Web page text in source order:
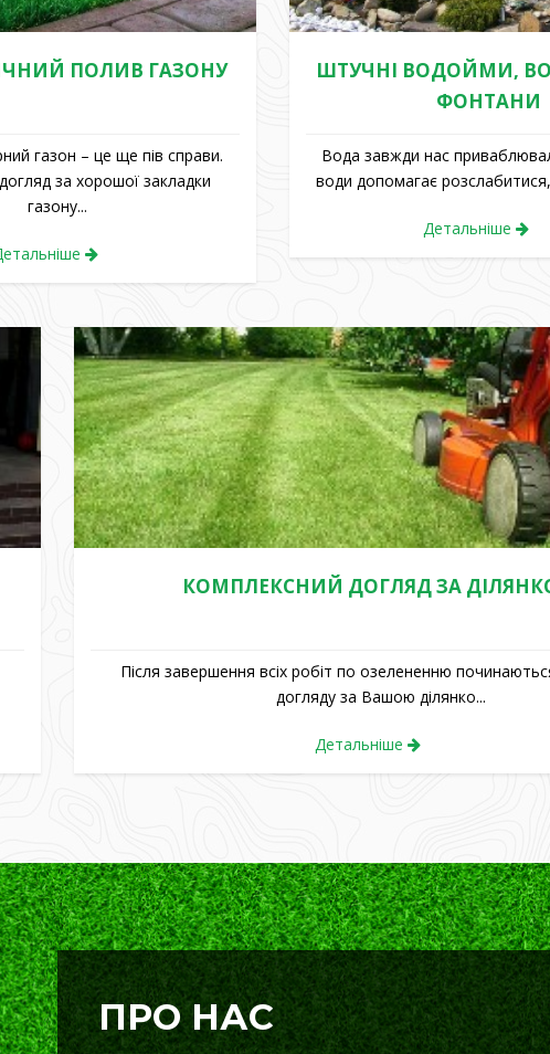
ПОЛИВ ГАЗОНУ
газон – це ще пів справи.
за хорошої закладки
газону...
ШТУЧНІ ВОДОЙМИ,
ФОНТАНИ
Вода завжди нас
води допомагає розслабитися,
Детальніше
КОМПЛЕКСНИЙ ДОГЛЯД ЗА
Після завершення всіх робіт по озелененню
догляду за Вашою ділянко...
Детальніше
ПРО НАС